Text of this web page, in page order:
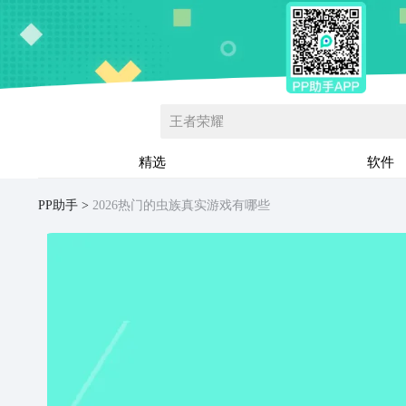
王者荣耀
精选 软件
PP助手 2026热门的虫族真实游戏有哪些